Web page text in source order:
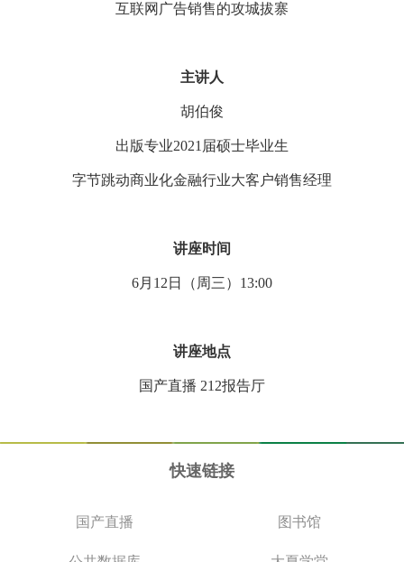
互联网广告销售的攻城拔寨
主讲人
胡伯俊
出版专业2021届硕士毕业生
字节跳动商业化金融行业大客户销售经理
讲座时间
6月12日（周三）13:00
讲座地点
国产直播 212报告厅
快速链接
国产直播 图书馆